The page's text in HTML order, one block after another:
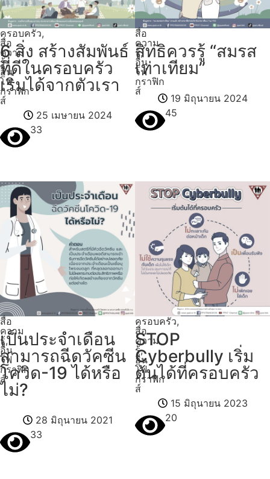
ครอบครัว,
สื่อ
ความ
รู้,
อิน
โฟ
กราฟิก
ส์
6 สิ่ง สร้างสัมพันธ์
ที่ดีในครอบครัว
เริ่มได้จากตัวเรา
25 เมษายน 2024
33
สื่อ
ความ
รู้,
อิน
โฟ
กราฟิก
ส์
สิทธิควรรู้ “สมรส
เท่าเทียม”
19 มิถุนายน 2024
45
สื่อ
ความ
รู้,
อิน
โฟ
กราฟิก
ส์
เป็นประจำเดือน
สามารถฉีดวัคซีน
โควิด-19 ได้หรือ
ไม่?
28 มิถุนายน 2021
33
ครอบครัว,
สื่อ
ความ
รู้,
อิน
โฟ
กราฟิก
ส์
STOP
Cyberbully เริ่ม
ต้นได้ที่ครอบครัว
15 มิถุนายน 2023
20